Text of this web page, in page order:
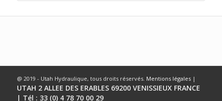
@ 2019 - Utah Hydraulique, tous droits réservés. Mentions légales|
UTAH 2 ALLEE DES ERABLES 69200 VENISSIEUX FRANCE
| Tél : 33 (0) 4 78 70 00 29